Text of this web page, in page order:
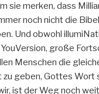
sie merken, dass
noch nicht die
Und obwohl
große
Menschen die
zu geben, Gottes Wort
ist der Weg noch